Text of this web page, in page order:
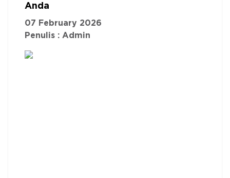
Anda
07 February 2026
Penulis : Admin